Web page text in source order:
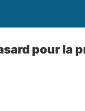
pour la